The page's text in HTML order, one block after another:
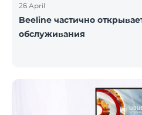
26 April
Beeline частично
обслуживания